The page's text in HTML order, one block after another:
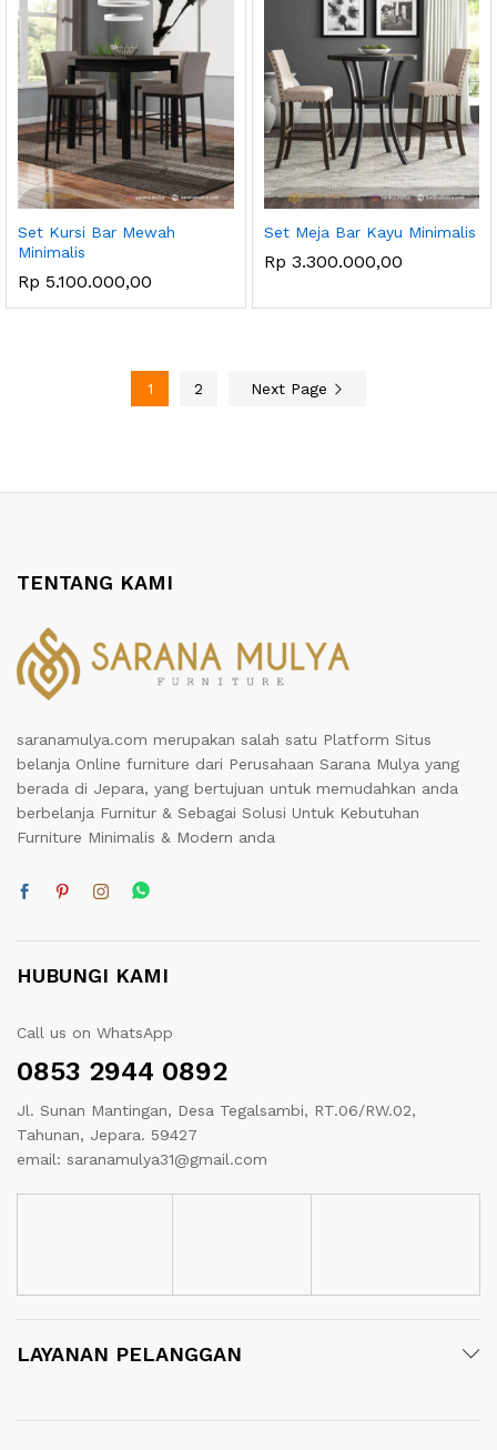
Set Kursi Bar Mewah
Minimalis
Rp 5.100.000,00
Set Meja Bar Kayu Minimalis
Rp 3.300.000,00
1 2 Next Page
TENTANG KAMI
saranamulya.com merupakan salah satu Platform Situs
belanja Online furniture dari Perusahaan Sarana Mulya yang
berada di Jepara, yang bertujuan untuk memudahkan anda
berbelanja Furnitur & Sebagai Solusi Untuk Kebutuhan
Furniture Minimalis & Modern anda
HUBUNGI KAMI
Call us on WhatsApp
0853 2944 0892
Jl. Sunan Mantingan, Desa Tegalsambi, RT.06/RW.02,
Tahunan, Jepara. 59427
email: saranamulya31@gmail.com
LAYANAN PELANGGAN